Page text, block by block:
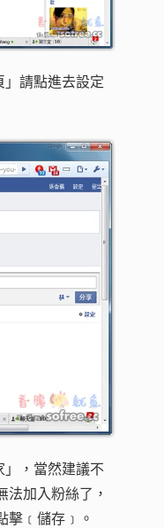
」請點進去設定
」，當然建議不
法加入粉絲了，
擊﹝儲存﹞。